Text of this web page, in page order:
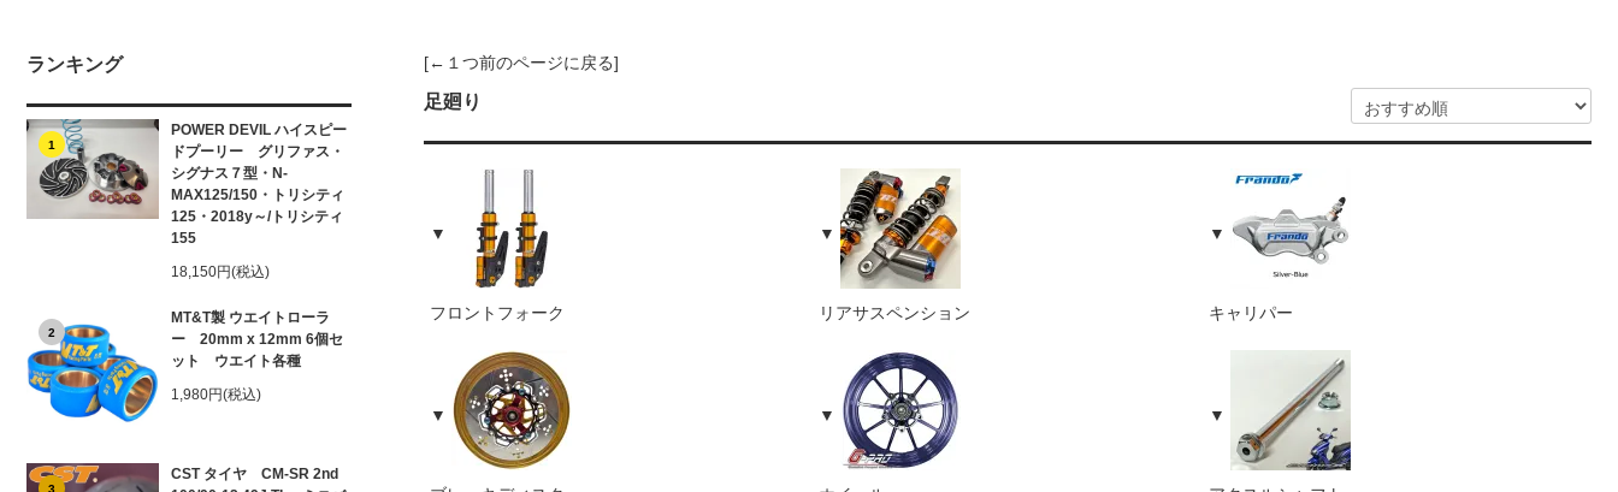
ランキング
1
POWER DEVIL ハイスピー
ドプーリー グリファス・
シグナス７型・N-
MAX125/150・トリシティ
125・2018y～/トリシティ
155
18,150円(税込)
2
MT&T製 ウエイトローラ
ー 20mm x 12mm 6個セ
ット ウエイト各種
1,980円(税込)
3
CST タイヤ CM-SR 2nd
[←１つ前のページに戻る]
足廻り
フロントフォーク リアサスペンション キャリパー